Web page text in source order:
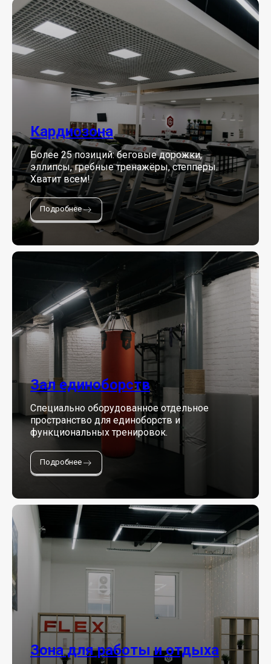
Кардиозона
Более 25 позиций: беговые дорожки,
эллипсы, гребные тренажёры, степперы.
Хватит всем!
Подробнее
Зал единоборств
Специально оборудованное отдельное
пространство для единоборств и
функциональных тренировок.
Подробнее
Зона для работы и отдыха